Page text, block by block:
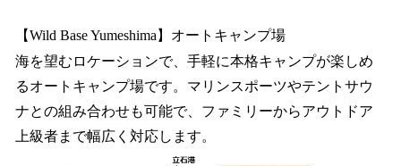
【Wild Base Yumeshima】オートキャンプ場
海を望むロケーションで、手軽に本格キャンプが楽しめ
るオートキャンプ場です。マリンスポーツやテントサウ
ナとの組み合わせも可能で、ファミリーからアウトドア
上級者まで幅広く対応します。